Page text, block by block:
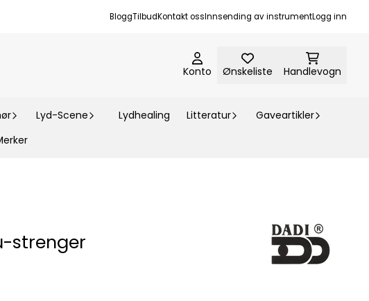
BloggTilbudKontakt ossInnsending av instrumentLogg inn
Konto Ønskeliste Handlevogn
Lyd-Scene Lydhealing Litteratur
Gaveartikler
strenger